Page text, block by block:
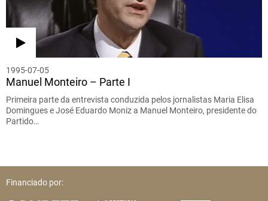
1995-07-05
Manuel Monteiro – Parte I
Primeira parte da entrevista conduzida pelos jornalistas Maria Elisa
Domingues e José Eduardo Moniz a Manuel Monteiro, presidente do
Partido…
Financiado por: